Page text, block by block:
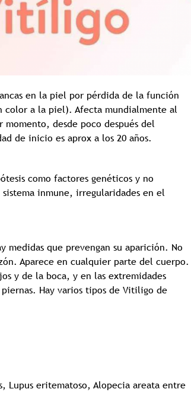
en la piel por pérdida de la función
color a la piel). Afecta mundialmente al
desde poco después del
de inicio es aprox a los 20 años.
como factores genéticos y no
inmune, irregularidades en el
medidas que prevengan su aparición. No
Aparece en cualquier parte del cuerpo.
y de la boca, y en las extremidades
Hay varios tipos de Vitiligo de
Lupus eritematoso, Alopecia areata entre
Tags:Tricologia